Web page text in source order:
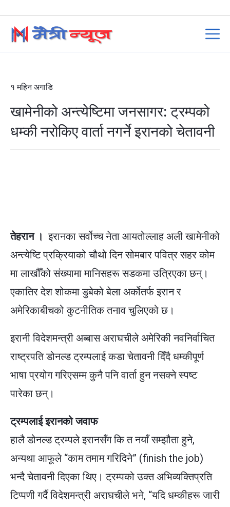
१ महिन अगाडि
खामेनीको अन्त्येष्टिमा जनसागर: ट्रम्पको
धम्की नरोकिए वार्ता नगर्ने इरानको चेतावनी
तेहरान । इरानका सर्वोच्च नेता आयतोल्लाह अली खामेनीको
अन्त्येष्टि प्रक्रियाको चौथो दिन सोमबार पवित्र सहर कोम
मा लाखौँको संख्यामा मानिसहरू सडकमा उत्रिएका छन्।
एकातिर देश शोकमा डुबेको बेला अर्कोतर्फ इरान र
अमेरिकाबीचको कुटनीतिक तनाव चुलिएको छ।
इरानी विदेशमन्त्री अब्बास अराघचीले अमेरिकी नवनिर्वाचित
राष्ट्रपति डोनल्ड ट्रम्पलाई कडा चेतावनी दिँदै धम्कीपूर्ण
भाषा प्रयोग गरिएसम्म कुनै पनि वार्ता हुन नसक्ने स्पष्ट
पारेका छन्।
ट्रम्पलाई इरानको जवाफ
हालै डोनल्ड ट्रम्पले इरानसँग कि त नयाँ सम्झौता हुने,
अन्यथा आफूले “काम तमाम गरिदिने” (finish the job)
भन्दै चेतावनी दिएका थिए। ट्रम्पको उक्त अभिव्यक्तिप्रति
टिप्पणी गर्दै विदेशमन्त्री अराघचीले भने, “यदि धम्कीहरू जारी